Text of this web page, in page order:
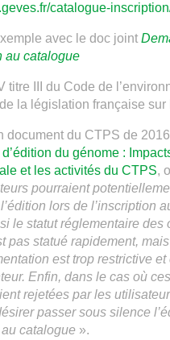
catalogue-
avec le doc joint
au catalogue
titre III du Code de
de la législation française sur
document du CTPS de
du génome :
et les activités du CTPS,
pourraient
lors de l’inscription
le statut réglementaire des
pas statué rapidement,
est trop restrictive
Enfin, dans le cas où
rejetées par les
passer sous silence
catalogue».